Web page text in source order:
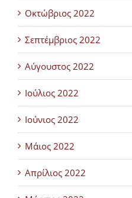
Οκτώβριος 2022
Σεπτέμβριος 2022
Αύγουστος 2022
Ιούλιος 2022
Ιούνιος 2022
Μάιος 2022
Απρίλιος 2022